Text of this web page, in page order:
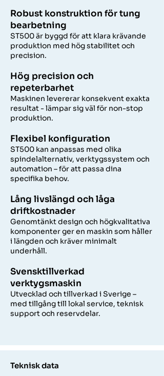
Robust konstruktion för tung
bearbetning
ST500 är byggd för att klara krävande
produktion med hög stabilitet och
precision.
Hög precision och
repeterbarhet
Maskinen levererar konsekvent exakta
resultat - lämpar sig väl för non-stop
produktion.
Flexibel konfiguration
ST500 kan anpassas med olika
spindelalternativ, verktygssystem och
automation – för att passa dina
specifika behov.
Lång livslängd och låga
driftkostnader
Genomtänkt design och högkvalitativa
komponenter ger en maskin som håller
i längden och kräver minimalt
underhåll.
Svensktillverkad
verktygsmaskin
Utvecklad och tillverkad i Sverige –
med tillgång till lokal service, teknisk
support och reservdelar.
Teknisk data